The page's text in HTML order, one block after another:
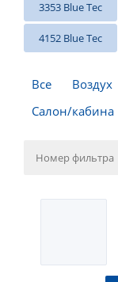
3353 Blue Tec
4152 Blue Tec
Все Воздух
Салон/кабина